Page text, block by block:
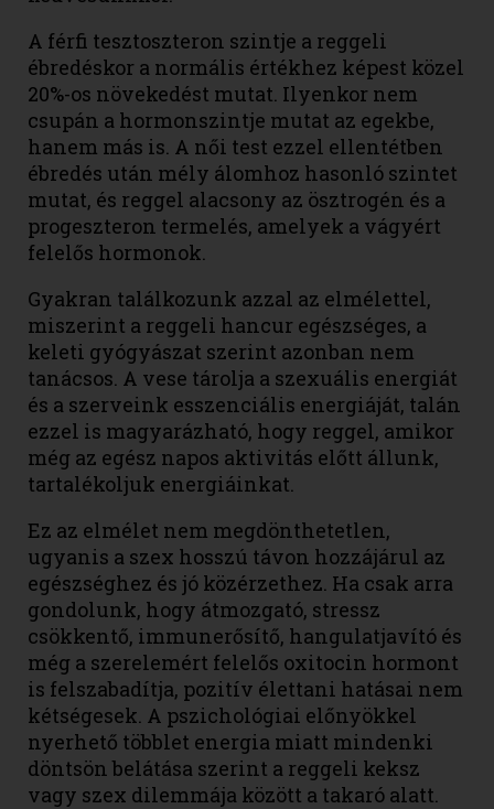
A férfi tesztoszteron szintje a reggeli
ébredéskor a normális értékhez képest közel
20%-os növekedést mutat. Ilyenkor nem
csupán a hormonszintje mutat az egekbe,
hanem más is. A női test ezzel ellentétben
ébredés után mély álomhoz hasonló szintet
mutat, és reggel alacsony az ösztrogén és a
progeszteron termelés, amelyek a vágyért
felelős hormonok.
Gyakran találkozunk azzal az elmélettel,
miszerint a reggeli hancur egészséges, a
keleti gyógyászat szerint azonban nem
tanácsos. A vese tárolja a szexuális energiát
és a szerveink esszenciális energiáját, talán
ezzel is magyarázható, hogy reggel, amikor
még az egész napos aktivitás előtt állunk,
tartalékoljuk energiáinkat.
Ez az elmélet nem megdönthetetlen,
ugyanis a szex hosszú távon hozzájárul az
egészséghez és jó közérzethez. Ha csak arra
gondolunk, hogy átmozgató, stressz
csökkentő, immunerősítő, hangulatjavító és
még a szerelemért felelős oxitocin hormont
is felszabadítja, pozitív élettani hatásai nem
kétségesek. A pszichológiai előnyökkel
nyerhető többlet energia miatt mindenki
döntsön belátása szerint a reggeli keksz
vagy szex dilemmája között a takaró alatt.